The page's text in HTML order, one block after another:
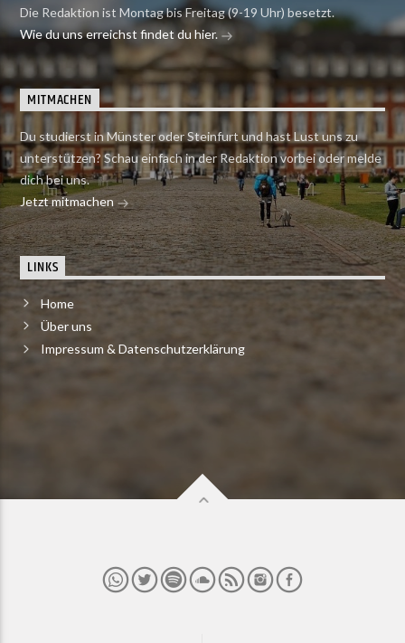
Die Redaktion ist Montag bis Freitag (9-19 Uhr) besetzt.
Wie du uns erreichst findet du hier.
MITMACHEN
Du studierst in Münster oder Steinfurt und hast Lust uns zu
unterstützen? Schau einfach in der Redaktion vorbei oder melde
dich bei uns.
Jetzt mitmachen
LINKS
Home
Über uns
Impressum & Datenschutzerklärung